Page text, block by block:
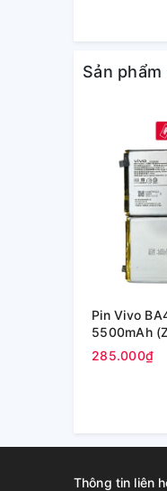
Sản phẩm
Pin Vivo
5500mAh
285.000₫
Thông tin liên